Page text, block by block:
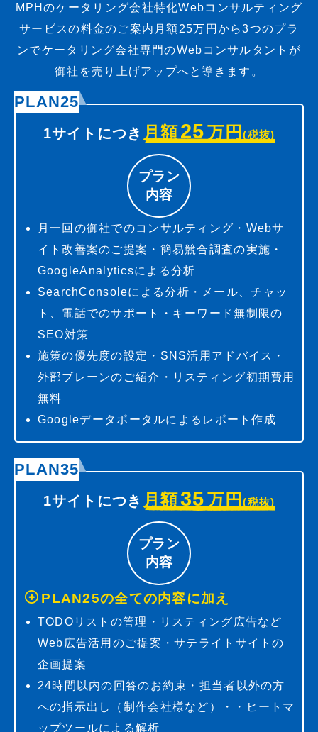
MPHのケータリング会社特化Webコンサルティング
サービスの料金のご案内 月額25万円から3つのプラ
ンでケータリング会社専門のWebコンサルタントが
御社を売り上げアップへと導きます。
PLAN25
1サイトにつき 月額25万円(税抜)
プラン
内容
月一回の御社でのコンサルティング・Webサ
イト改善案のご提案・簡易競合調査の実施・
GoogleAnalyticsによる分析
SearchConsoleによる分析・メール、チャッ
ト、電話でのサポート・キーワード無制限の
SEO対策
施策の優先度の設定・SNS活用アドバイス・
外部ブレーンのご紹介・リスティング初期費用
無料
Googleデータポータルによるレポート作成
PLAN35
1サイトにつき 月額35万円(税抜)
プラン
内容
PLAN25の全ての内容に加え
TODOリストの管理・リスティング広告など
Web広告活用のご提案・サテライトサイトの
企画提案
24時間以内の回答のお約束・担当者以外の方
への指示出し（制作会社様など）・・ヒートマ
ップツールによる解析